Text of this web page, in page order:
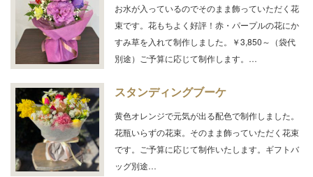
お水が入っているのでそのまま飾っていただく花
束です。花もちよく好評！赤・パープルの花にか
すみ草を入れて制作しました。￥3,850～（袋代
別途）ご予算に応じて制作します。…
スタンディングブーケ
黄色オレンジで元気が出る配色で制作しました。
花瓶いらずの花束。そのまま飾っていただく花束
です。ご予算に応じて制作いたします。ギフトバ
ッグ別途…